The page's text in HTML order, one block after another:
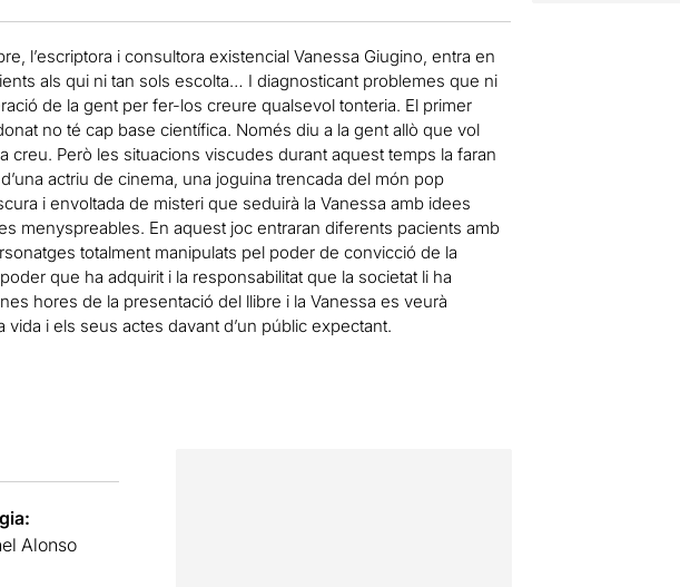
l’escriptora i consultora existencial Vanessa Giugino, entra en
als qui ni tan sols escolta… I diagnosticant problemes que ni
de la gent per fer-los creure qualsevol tonteria. El primer
no té cap base científica. Només diu a la gent allò que vol
creu. Però les situacions viscudes durant aquest temps la faran
actriu de cinema, una joguina trencada del món pop
i envoltada de misteri que seduirà la Vanessa amb idees
menyspreables. En aquest joc entraran diferents pacients amb
totalment manipulats pel poder de convicció de la
que ha adquirit i la responsabilitat que la societat li ha
hores de la presentació del llibre i la Vanessa es veurà
i els seus actes davant d’un públic expectant.
Alonso